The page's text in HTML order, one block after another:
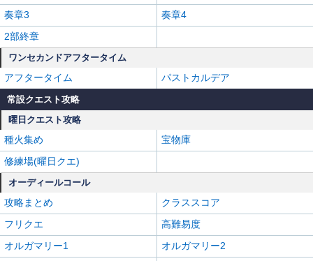
奏章3
奏章4
2部終章
ワンセカンドアフタータイム
アフタータイム パストカルデア
常設クエスト攻略
曜日クエスト攻略
種火集め
宝物庫
修練場(曜日クエ)
オーディールコール
攻略まとめ
クラススコア
フリクエ
高難易度
オルガマリー1
オルガマリー2